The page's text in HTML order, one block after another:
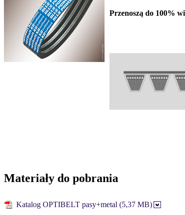
Przenoszą do 100%
Materiały do pobrania
Katalog OPTIBELT pasy+metal (5,37 MB)